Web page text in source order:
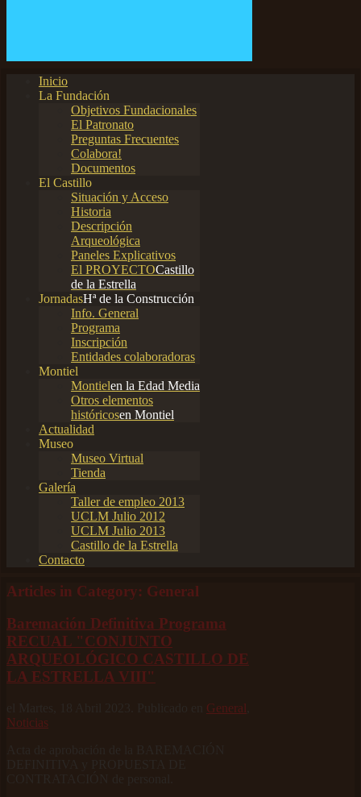
Inicio
La Fundación
Objetivos Fundacionales
El Patronato
Preguntas Frecuentes
Colabora!
Documentos
El Castillo
Situación y Acceso
Historia
Descripción
Arqueológica
Paneles Explicativos
El PROYECTOCastillo
de la Estrella
JornadasHª de la Construcción
Info. General
Programa
Inscripción
Entidades colaboradoras
Montiel
Montielen la Edad Media
Otros elementos
históricosen Montiel
Actualidad
Museo
Museo Virtual
Tienda
Galería
Taller de empleo 2013
UCLM Julio 2012
UCLM Julio 2013
Castillo de la Estrella
Contacto
Articles in Category: General
Baremación Definitiva Programa
RECUAL "CONJUNTO
ARQUEOLÓGICO CASTILLO DE
LA ESTRELLA VIII"
General
Noticias